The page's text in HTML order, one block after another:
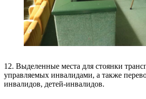
12. Выделенные места для стоянки
управляемых инвалидами, а также
инвалидов, детей-инвалидов.